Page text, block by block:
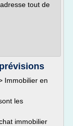
tout de
Immobilier en
les
immobilier